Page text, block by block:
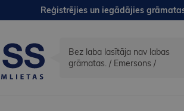
Reģistrējies un iegādājies
Bez laba lasītāja nav labas
grāmatas. / Emersons /